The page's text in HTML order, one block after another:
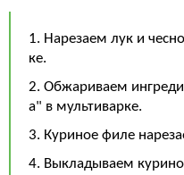
1. Нарезаем лук и
ке.
2. Обжариваем
а" в мультиварке.
3. Куриное филе
4. Выкладываем